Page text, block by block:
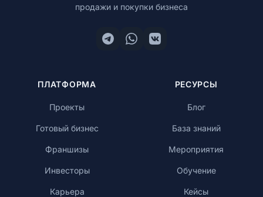
продажи и покупки бизнеса
ПЛАТФОРМА
Проекты
Готовый бизнес
Франшизы
Инвесторы
Карьера
РЕСУРСЫ
Блог
База знаний
Мероприятия
Обучение
Кейсы